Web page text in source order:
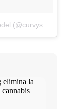
Una foto publicada por Curvy Supermodel (@curvysupermodel)